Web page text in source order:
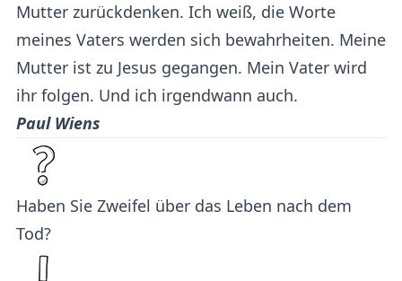
Mutter zurückdenken. Ich weiß, die Worte
meines Vaters werden sich bewahrheiten. Meine
Mutter ist zu Jesus gegangen. Mein Vater wird
ihr folgen. Und ich irgendwann auch.
Paul Wiens
Haben Sie Zweifel über das Leben nach dem
Tod?